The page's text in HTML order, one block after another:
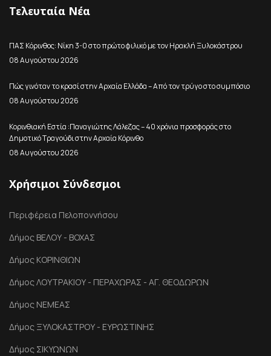
Τελευταία Νέα
ΠΑΣ Κόρινθος: Νίκη 3-0 στο πρώτο φιλικό με τον Ηρακλή Ξυλοκάστρου
08 Αυγούστου 2026
Πώς γινόταν το κρασί στην Αρχαία Ελλάδα – Από τον τρύγο στο συμπόσιο
08 Αυγούστου 2026
Κορινθιακή Εστία :Παναγιώτης Λάλεζας – 40 χρόνια προσφοράς στο
Δημοτικό Τραγούδι στην Αρχαία Κόρινθο
08 Αυγούστου 2026
Χρήσιμοι Σύνδεσμοι
Περιφέρεια Πελοποννήσου
Δήμος ΒΕΛΟΥ - ΒΟΧΑΣ
Δήμος ΚΟΡΙΝΘΙΩΝ
Δήμος ΛΟΥΤΡΑΚΙΟΥ - ΠΕΡΑΧΩΡΑΣ - ΑΓ. ΘΕΟΔΩΡΩΝ
Δήμος ΝΕΜΕΑΣ
Δήμος ΞΥΛΟΚΑΣΤΡΟΥ - ΕΥΡΩΣΤΙΝΗΣ
Δήμος ΣΙΚΥΩΝΩΝ